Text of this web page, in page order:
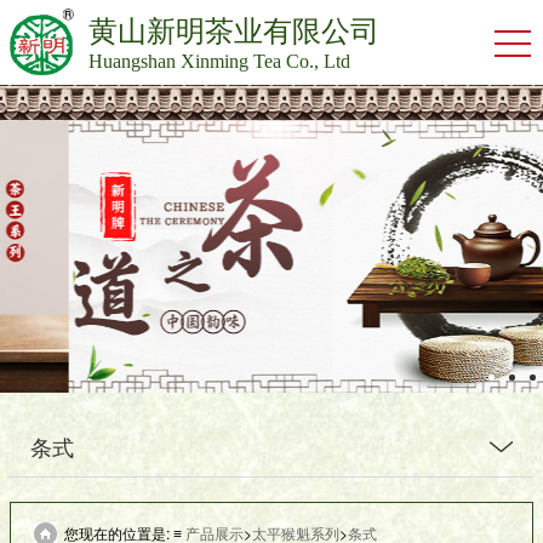
黄山新明茶业有限公司
Huangshan Xinming Tea Co., Ltd
条式
您现在的位置是: ≡ 产品展示>太平猴魁系列>条式